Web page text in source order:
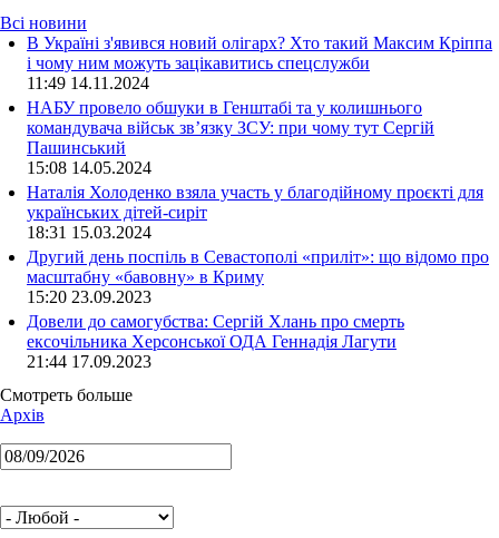
Всі новини
В Україні з'явився новий олігарх? Хто такий Максим Кріппа
і чому ним можуть зацікавитись спецслужби
11:49 14.11.2024
НАБУ провело обшуки в Генштабі та у колишнього
командувача військ зв’язку ЗСУ: при чому тут Сергій
Пашинський
15:08 14.05.2024
Наталія Холоденко взяла участь у благодійному проєкті для
українських дітей-сиріт
18:31 15.03.2024
Другий день поспіль в Севастополі «приліт»: що відомо про
масштабну «бавовну» в Криму
15:20 23.09.2023
Довели до самогубства: Сергій Хлань про смерть
ексочільника Херсонської ОДА Геннадія Лагути
21:44 17.09.2023
Смотреть больше
Архів